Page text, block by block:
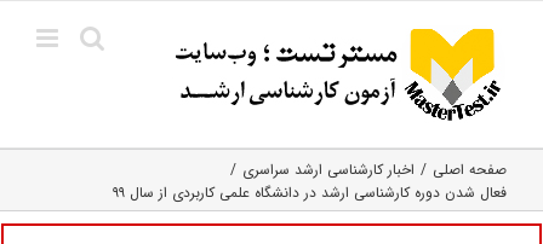
content
صفحه اصلی
اخبار کارشناسی ارشد سراسری
فعال شدن دوره کارشناسی ارشد در دانشگاه علمی کاربردی از سال ۹۹